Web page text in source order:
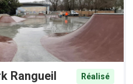
Rangueil
Réalisé